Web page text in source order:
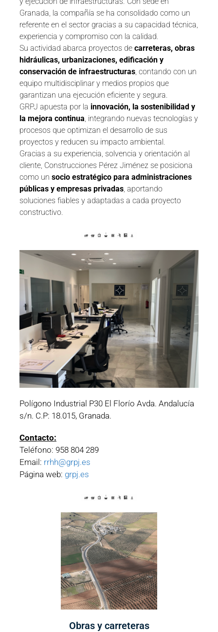
Granada, la compañía se ha consolidado como un
referente en el sector gracias a su capacidad técnica,
experiencia y compromiso con la calidad.
Su actividad abarca proyectos de carreteras, obras
hidráulicas, urbanizaciones, edificación y
conservación de infraestructuras, contando con un
equipo multidisciplinar y medios propios que
garantizan una ejecución eficiente y segura.
GRPJ apuesta por la innovación, la sostenibilidad y
la mejora continua, integrando nuevas tecnologías y
procesos que optimizan el desarrollo de sus
proyectos y reducen su impacto ambiental.
Gracias a su experiencia, solvencia y orientación al
cliente, Construcciones Pérez Jiménez se posiciona
como un socio estratégico para administraciones
públicas y empresas privadas, aportando
soluciones fiables y adaptadas a cada proyecto
constructivo.
Polígono Industrial P30 El Florío Avda. Andalucía
s/n. C.P: 18.015, Granada.
Contacto:
Teléfono: 958 804 289
Email: rrhh@grpj.es
Página web: grpj.es
Obras y carreteras